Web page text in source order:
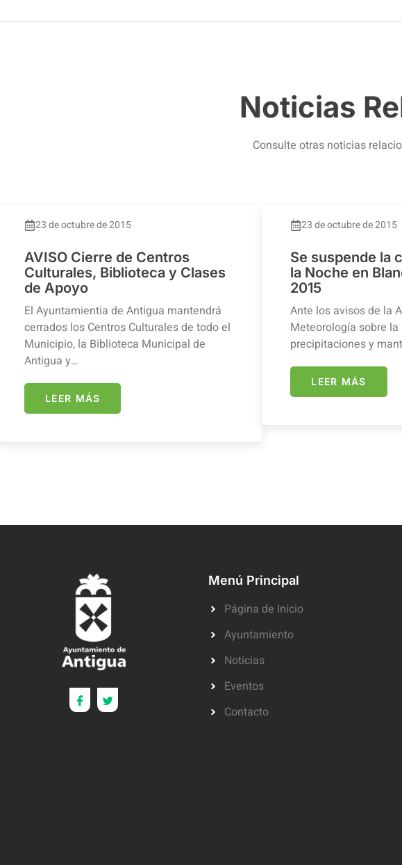
Noticias
Consulte otras noticias
23 de octubre de 2015
AVISO Cierre de Centros
Culturales, Biblioteca y Clases
de Apoyo
El Ayuntamientia de Antigua mantendrá
cerrados los Centros Culturales de todo el
Municipio, la Biblioteca Municipal de
Antigua y…
LEER MÁS
23 de octubre de 2015
Se suspende la
la Noche en
2015
Ante los avisos de la
Meteorología sobre
precipitaciones y
LEER MÁS
Menú Principal
Página de Inicio
Ayuntamiento
Noticias
Eventos
Contacto